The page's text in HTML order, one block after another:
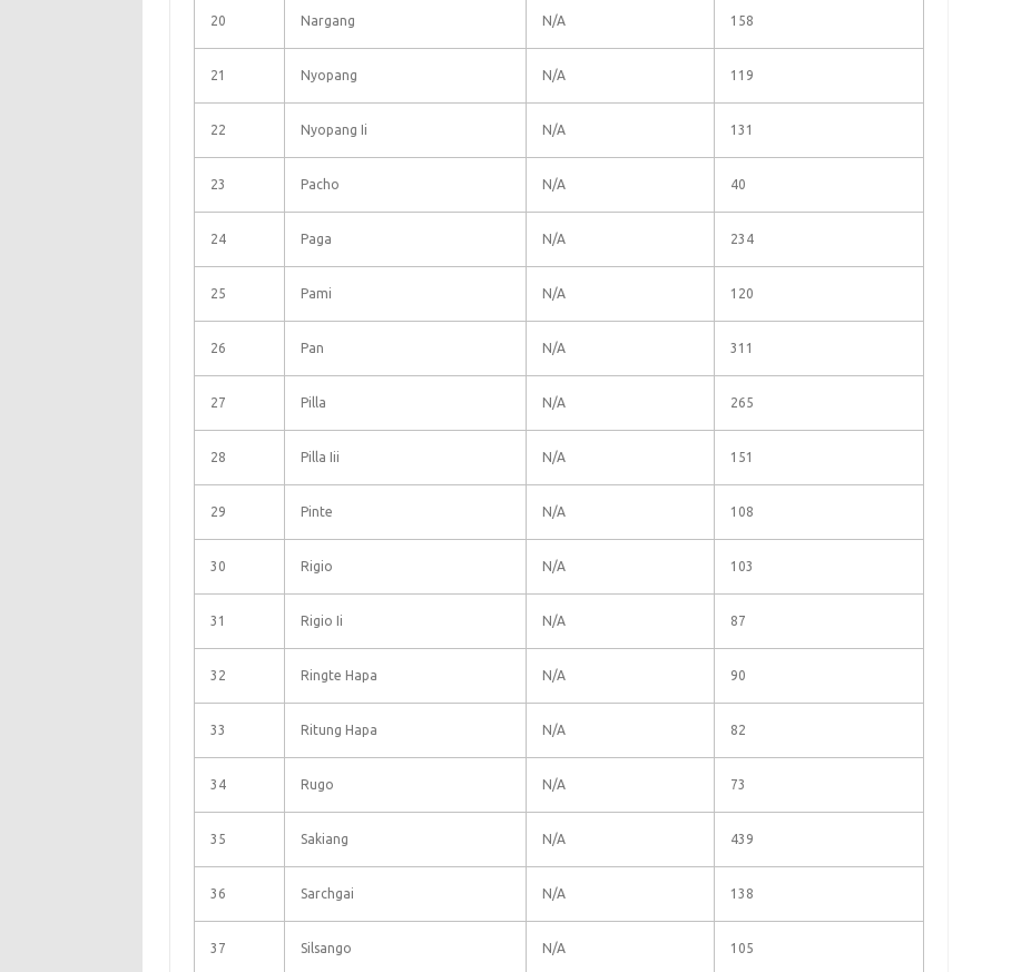
20 Nargang N/A 158
21 Nyopang N/A 119
22 Nyopang Ii N/A 131
23 Pacho N/A 40
24 Paga N/A 234
25 Pami N/A 120
26 Pan N/A 311
27 Pilla N/A 265
28 Pilla Iii N/A 151
29 Pinte N/A 108
30 Rigio N/A 103
31 Rigio Ii N/A 87
32 Ringte Hapa N/A 90
33 Ritung Hapa N/A 82
34 Rugo N/A 73
35 Sakiang N/A 439
36 Sarchgai N/A 138
37 Silsango N/A 105